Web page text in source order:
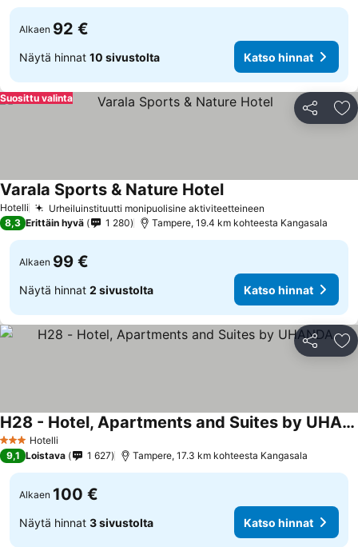
Alkaen 92 €
Näytä hinnat 10 sivustolta Katso hinnat
Jaa
Suosittu valinta
Hotelli Urheiluinstituutti monipuolisine aktiviteetteineen
Varala Sports & Nature HotelKatso hinnat
8,3 Erittäin hyvä 1 280 Tampere, 19.4 km kohteesta Kangasala
Alkaen 99 €
Näytä hinnat 2 sivustolta Katso hinnat
Jaa
3 Tähtiluokitus
Hotelli
H28 - Hotel, Apartments and Suites by UHANDA
Katso hinnat
9,1 Loistava 1 627 Tampere, 17.3 km kohteesta Kangasala
Alkaen 100 €
Näytä hinnat 3 sivustolta Katso hinnat